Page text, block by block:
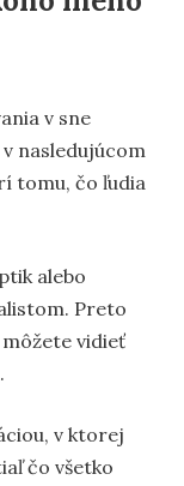
v sne
nasledujúcom
tomu, čo ľudia
alebo
Preto
vidieť
v ktorej
čo všetko